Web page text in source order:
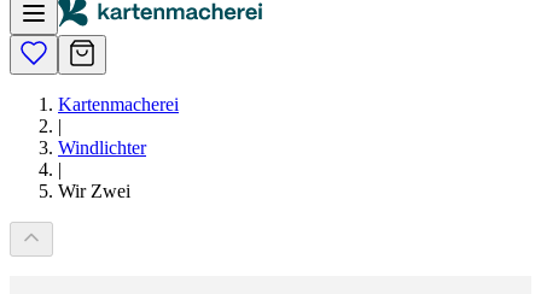
Kartenmacherei
|
Windlichter
|
Wir Zwei